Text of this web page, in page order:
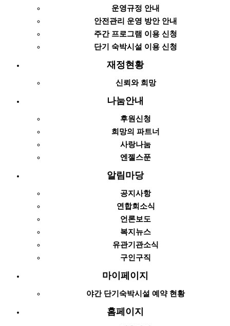
운영규정 안내
안전관리 운영 방안 안내
주간 프로그램 이용 신청
단기 숙박시설 이용 신청
재정현황
신뢰와 희망
나눔안내
후원신청
희망의 파트너
사랑나눔
엔젤스푼
알림마당
공지사항
연합회소식
언론보도
복지뉴스
유관기관소식
구인구직
마이페이지
야간 단기숙박시설 예약 현황
홈페이지